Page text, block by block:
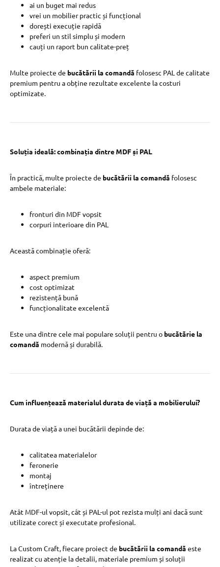
ai un buget mai redus
vrei un mobilier practic și funcțional
dorești execuție rapidă
preferi un stil simplu și modern
cauți un raport bun calitate-preț
Multe proiecte de bucătării la comandă folosesc PAL de calitate
premium pentru a obține rezultate excelente la costuri
optimizate.
Soluția ideală: combinația dintre MDF și PAL
În practică, multe proiecte de bucătării la comandă folosesc
ambele materiale:
fronturi din MDF vopsit
corpuri interioare din PAL
Această combinație oferă:
aspect premium
cost optimizat
rezistență bună
funcționalitate excelentă
Este una dintre cele mai populare soluții pentru o bucătărie la
comandă modernă și durabilă.
Cum influențează materialul durata de viață a mobilierului?
Durata de viață a unei bucătării depinde de:
calitatea materialelor
feronerie
montaj
întreținere
Atât MDF-ul vopsit, cât și PAL-ul pot rezista mulți ani dacă sunt
utilizate corect și executate profesional.
La Custom Craft, fiecare proiect de bucătării la comandă este
realizat cu atenție la detalii, materiale premium și soluții